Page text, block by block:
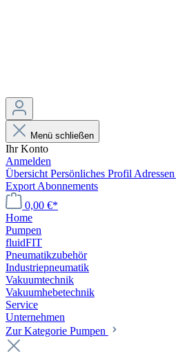
Menü schließen
Ihr Konto
Anmelden
Übersicht Persönliches Profil Adressen
Export Abonnements
0,00 €*
Home
Pumpen
fluidFIT
Pneumatikzubehör
Industriepneumatik
Vakuumtechnik
Vakuumhebetechnik
Service
Unternehmen
Zur Kategorie Pumpen